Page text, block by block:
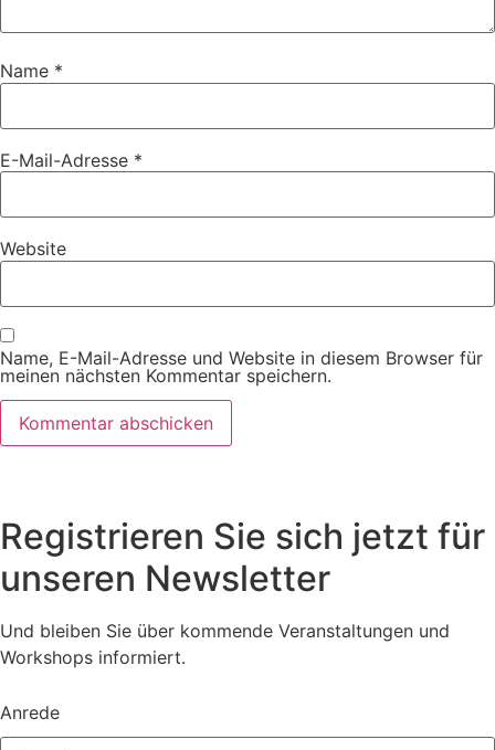
Name *
E-Mail-Adresse *
Website
Name, E-Mail-Adresse und Website in diesem Browser für
meinen nächsten Kommentar speichern.
Registrieren Sie sich jetzt für
unseren Newsletter
Und bleiben Sie über kommende Veranstaltungen und
Workshops informiert.
Anrede